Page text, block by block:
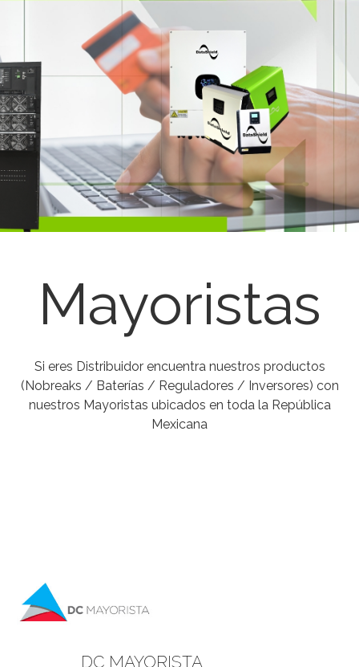
Mayoristas
Si eres Distribuidor encuentra nuestros productos
(Nobreaks / Baterías / Reguladores / Inversores) con
nuestros Mayoristas ubicados en toda la República
Mexicana
DC MAYORISTA